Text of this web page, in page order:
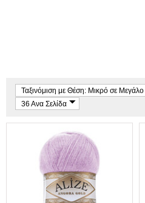
Ταξινόμιση με Θέση: Μικρό σε Μεγάλο
36 Ανα Σελίδα